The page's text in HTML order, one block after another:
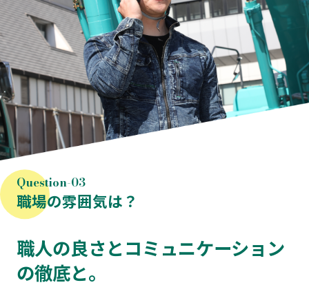
職場の雰囲気は？
職人の良さとコミュニケーション
の徹底と。